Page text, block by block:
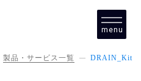
menu
close
製品・サービス一覧 DRAIN_Kit